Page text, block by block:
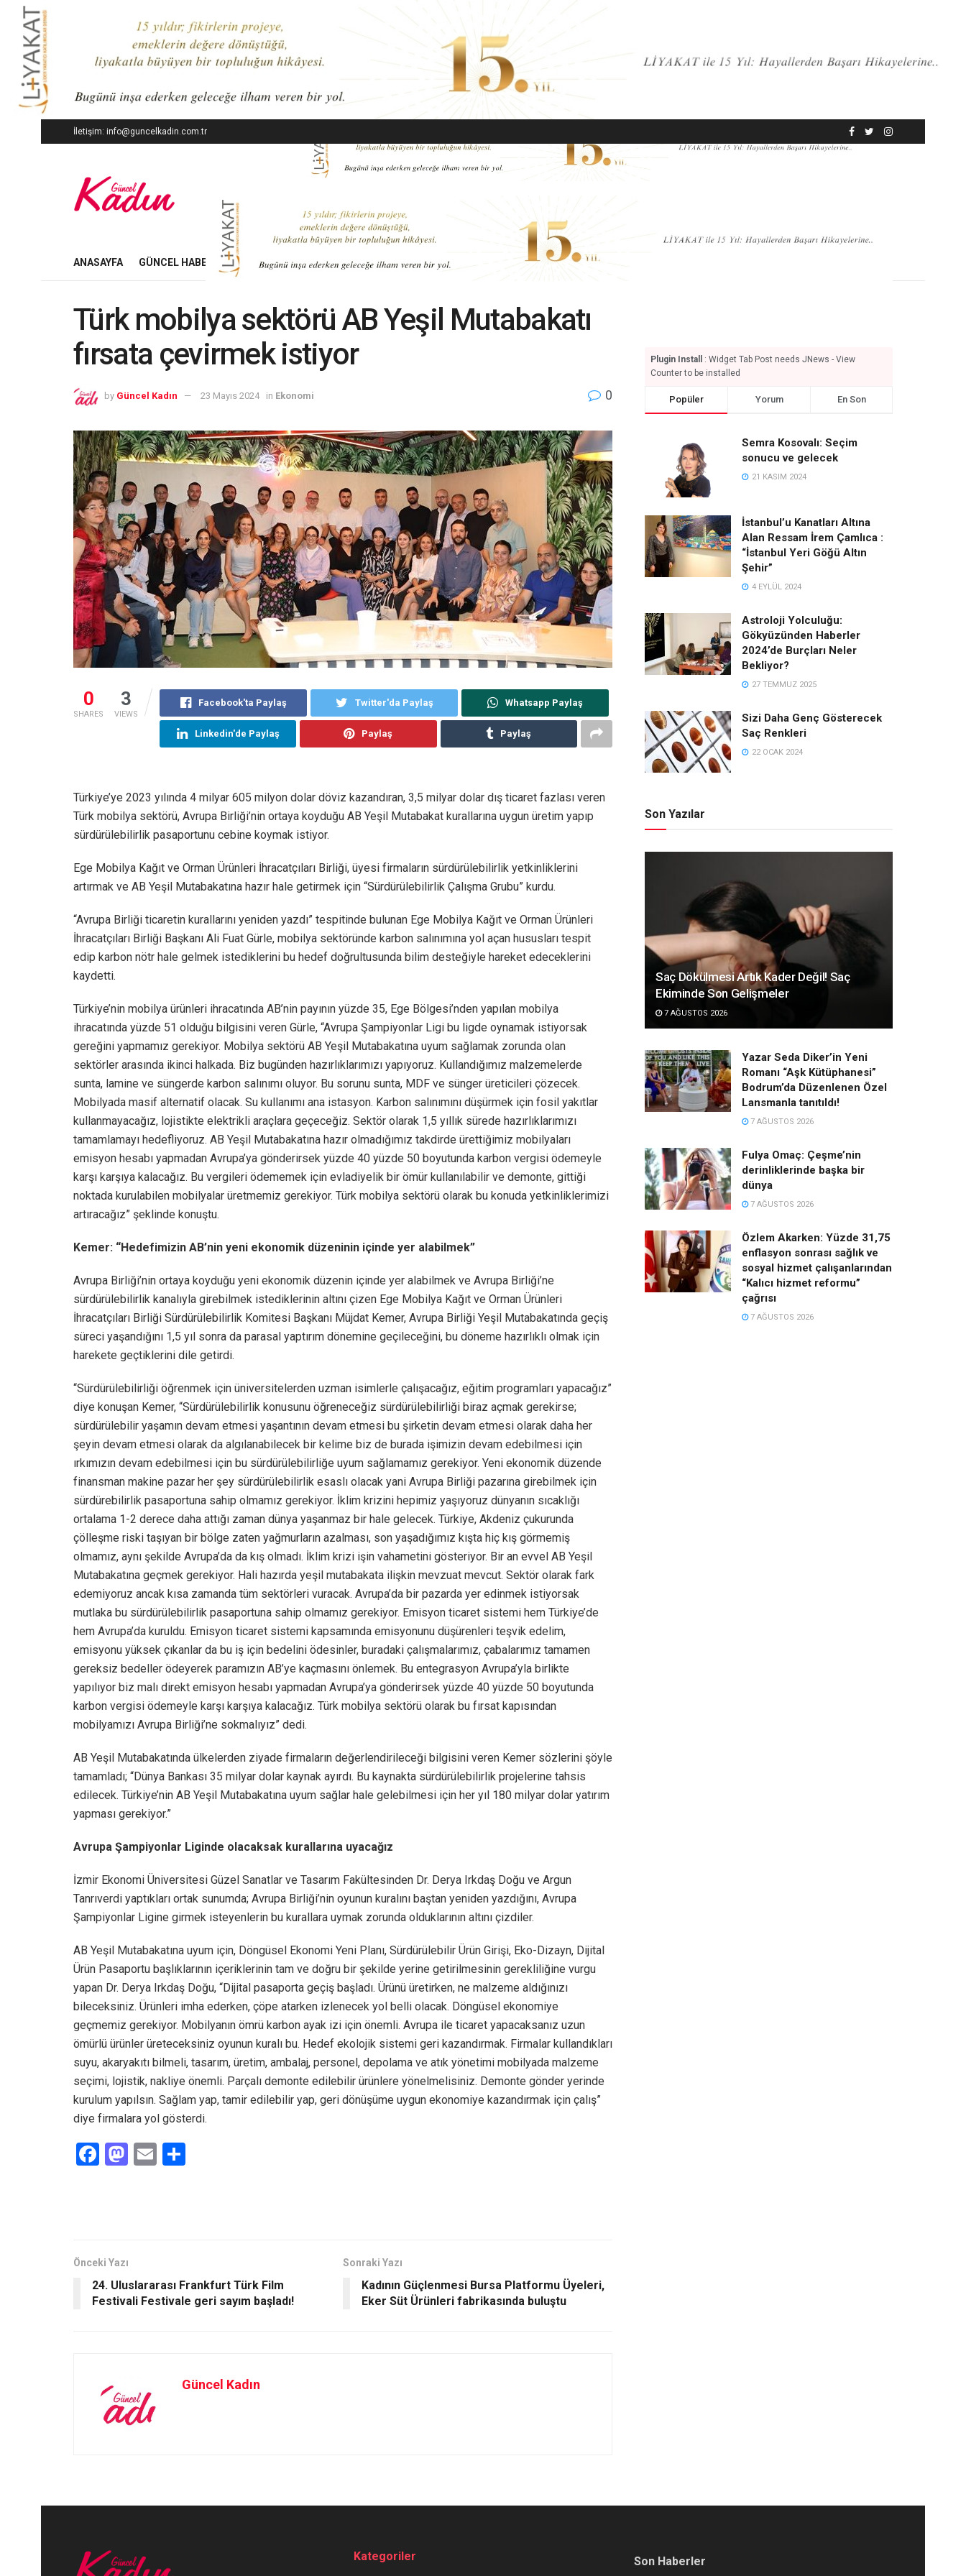
İletişim: info@guncelkadin.com.tr
ANASAYFA GÜNCEL HABERLER İŞ DÜNYASI EKONOMI MODA GÜZELLIK YAŞAM SANAT
Türk mobilya sektörü AB Yeşil Mutabakatı
fırsata çevirmek istiyor
by Güncel Kadın 23 Mayıs 2024 in Ekonomi 0
0
SHARES
3
VIEWS
Facebook'ta Paylaş Twitter'da Paylaş Whatsapp Paylaş
Linkedin'de Paylaş Paylaş Paylaş
Türkiye’ye 2023 yılında 4 milyar 605 milyon dolar döviz kazandıran, 3,5 milyar dolar dış ticaret fazlası veren
Türk mobilya sektörü, Avrupa Birliği’nin ortaya koyduğu AB Yeşil Mutabakat kurallarına uygun üretim yapıp
sürdürülebilirlik pasaportunu cebine koymak istiyor.
Ege Mobilya Kağıt ve Orman Ürünleri İhracatçıları Birliği, üyesi firmaların sürdürülebilirlik yetkinliklerini
artırmak ve AB Yeşil Mutabakatına hazır hale getirmek için “Sürdürülebilirlik Çalışma Grubu” kurdu.
“Avrupa Birliği ticaretin kurallarını yeniden yazdı” tespitinde bulunan Ege Mobilya Kağıt ve Orman Ürünleri
İhracatçıları Birliği Başkanı Ali Fuat Gürle, mobilya sektöründe karbon salınımına yol açan hususları tespit
edip karbon nötr hale gelmek istediklerini bu hedef doğrultusunda bilim desteğiyle hareket edeceklerini
kaydetti.
Türkiye’nin mobilya ürünleri ihracatında AB’nin payının yüzde 35, Ege Bölgesi’nden yapılan mobilya
ihracatında yüzde 51 olduğu bilgisini veren Gürle, “Avrupa Şampiyonlar Ligi bu ligde oynamak istiyorsak
gereğini yapmamız gerekiyor. Mobilya sektörü AB Yeşil Mutabakatına uyum sağlamak zorunda olan
sektörler arasında ikinci halkada. Biz bugünden hazırlıklarımızı yapıyoruz. Kullandığımız malzemelerde
sunta, lamine ve süngerde karbon salınımı oluyor. Bu sorunu sunta, MDF ve sünger üreticileri çözecek.
Mobilyada masif alternatif olacak. Su kullanımı ana istasyon. Karbon salınımını düşürmek için fosil yakıtlar
kullanmayacağız, lojistikte elektrikli araçlara geçeceğiz. Sektör olarak 1,5 yıllık sürede hazırlıklarımızı
tamamlamayı hedefliyoruz. AB Yeşil Mutabakatına hazır olmadığımız takdirde ürettiğimiz mobilyaları
emisyon hesabı yapmadan Avrupa’ya gönderirsek yüzde 40 yüzde 50 boyutunda karbon vergisi ödemeyle
karşı karşıya kalacağız. Bu vergileri ödememek için evladiyelik bir ömür kullanılabilir ve demonte, gittiği
noktada kurulabilen mobilyalar üretmemiz gerekiyor. Türk mobilya sektörü olarak bu konuda yetkinliklerimizi
artıracağız” şeklinde konuştu.
Kemer: “Hedefimizin AB’nin yeni ekonomik düzeninin içinde yer alabilmek”
Avrupa Birliği’nin ortaya koyduğu yeni ekonomik düzenin içinde yer alabilmek ve Avrupa Birliği’ne
sürdürülebilirlik kanalıyla girebilmek istediklerinin altını çizen Ege Mobilya Kağıt ve Orman Ürünleri
İhracatçıları Birliği Sürdürülebilirlik Komitesi Başkanı Müjdat Kemer, Avrupa Birliği Yeşil Mutabakatında geçiş
süreci yaşandığını 1,5 yıl sonra da parasal yaptırım dönemine geçileceğini, bu döneme hazırlıklı olmak için
harekete geçtiklerini dile getirdi.
“Sürdürülebilirliği öğrenmek için üniversitelerden uzman isimlerle çalışacağız, eğitim programları yapacağız”
diye konuşan Kemer, “Sürdürülebilirlik konusunu öğreneceğiz sürdürülebilirliği biraz açmak gerekirse;
sürdürülebilir yaşamın devam etmesi yaşantının devam etmesi bu şirketin devam etmesi olarak daha her
şeyin devam etmesi olarak da algılanabilecek bir kelime biz de burada işimizin devam edebilmesi için
ırkımızın devam edebilmesi için bu sürdürülebilirliğe uyum sağlamamız gerekiyor. Yeni ekonomik düzende
finansman makine pazar her şey sürdürülebilirlik esaslı olacak yani Avrupa Birliği pazarına girebilmek için
sürdürebilirlik pasaportuna sahip olmamız gerekiyor. İklim krizini hepimiz yaşıyoruz dünyanın sıcaklığı
ortalama 1-2 derece daha attığı zaman dünya yaşanmaz bir hale gelecek. Türkiye, Akdeniz çukurunda
çölleşme riski taşıyan bir bölge zaten yağmurların azalması, son yaşadığımız kışta hiç kış görmemiş
olmamız, aynı şekilde Avrupa’da da kış olmadı. İklim krizi işin vahametini gösteriyor. Bir an evvel AB Yeşil
Mutabakatına geçmek gerekiyor. Hali hazırda yeşil mutabakata ilişkin mevzuat mevcut. Sektör olarak fark
edemiyoruz ancak kısa zamanda tüm sektörleri vuracak. Avrupa’da bir pazarda yer edinmek istiyorsak
mutlaka bu sürdürülebilirlik pasaportuna sahip olmamız gerekiyor. Emisyon ticaret sistemi hem Türkiye’de
hem Avrupa’da kuruldu. Emisyon ticaret sistemi kapsamında emisyonunu düşürenleri teşvik edelim,
emisyonu yüksek çıkanlar da bu iş için bedelini ödesinler, buradaki çalışmalarımız, çabalarımız tamamen
gereksiz bedeller ödeyerek paramızın AB’ye kaçmasını önlemek. Bu entegrasyon Avrupa’yla birlikte
yapılıyor biz malı direkt emisyon hesabı yapmadan Avrupa’ya gönderirsek yüzde 40 yüzde 50 boyutunda
karbon vergisi ödemeyle karşı karşıya kalacağız. Türk mobilya sektörü olarak bu fırsat kapısından
mobilyamızı Avrupa Birliği’ne sokmalıyız” dedi.
AB Yeşil Mutabakatında ülkelerden ziyade firmaların değerlendirileceği bilgisini veren Kemer sözlerini şöyle
tamamladı; “Dünya Bankası 35 milyar dolar kaynak ayırdı. Bu kaynakta sürdürülebilirlik projelerine tahsis
edilecek. Türkiye’nin AB Yeşil Mutabakatına uyum sağlar hale gelebilmesi için her yıl 180 milyar dolar yatırım
yapması gerekiyor.”
Avrupa Şampiyonlar Liginde olacaksak kurallarına uyacağız
İzmir Ekonomi Üniversitesi Güzel Sanatlar ve Tasarım Fakültesinden Dr. Derya Irkdaş Doğu ve Argun
Tanrıverdi yaptıkları ortak sunumda; Avrupa Birliği’nin oyunun kuralını baştan yeniden yazdığını, Avrupa
Şampiyonlar Ligine girmek isteyenlerin bu kurallara uymak zorunda olduklarının altını çizdiler.
AB Yeşil Mutabakatına uyum için, Döngüsel Ekonomi Yeni Planı, Sürdürülebilir Ürün Girişi, Eko-Dizayn, Dijital
Ürün Pasaportu başlıklarının içeriklerinin tam ve doğru bir şekilde yerine getirilmesinin gerekliliğine vurgu
yapan Dr. Derya Irkdaş Doğu, “Dijital pasaporta geçiş başladı. Ürünü üretirken, ne malzeme aldığınızı
bileceksiniz. Ürünleri imha ederken, çöpe atarken izlenecek yol belli olacak. Döngüsel ekonomiye
geçmemiz gerekiyor. Mobilyanın ömrü karbon ayak izi için önemli. Avrupa ile ticaret yapacaksanız uzun
ömürlü ürünler üreteceksiniz oyunun kuralı bu. Hedef ekolojik sistemi geri kazandırmak. Firmalar kullandıkları
suyu, akaryakıtı bilmeli, tasarım, üretim, ambalaj, personel, depolama ve atık yönetimi mobilyada malzeme
seçimi, lojistik, nakliye önemli. Parçalı demonte edilebilir ürünlere yönelmelisiniz. Demonte gönder yerinde
kurulum yapılsın. Sağlam yap, tamir edilebilir yap, geri dönüşüme uygun ekonomiye kazandırmak için çalış”
diye firmalara yol gösterdi.
F
o
k
M
n
E
Önceki Yazı
24. Uluslararası Frankfurt Türk Film
Festivali Festivale geri sayım başladı!
Sonraki Yazı
Kadının Güçlenmesi Bursa Platformu Üyeleri,
Eker Süt Ürünleri fabrikasında buluştu
Güncel Kadın
Plugin Install
: Widget Tab Post needs JNews - View
Counter to be installed
Popüler Yorum En Son
Semra Kosovalı: Seçim
sonucu ve gelecek
21 KASIM 2024
İstanbul’u Kanatları Altına
Alan Ressam İrem Çamlıca :
“İstanbul Yeri Göğü Altın
Şehir”
4 EYLÜL 2024
Astroloji Yolculuğu:
Gökyüzünden Haberler
2024’de Burçları Neler
Bekliyor?
27 TEMMUZ 2025
Sizi Daha Genç Gösterecek
Saç Renkleri
22 OCAK 2024
Son Yazılar
Saç Dökülmesi Artık Kader Değil! Saç
Ekiminde Son Gelişmeler
7 AĞUSTOS 2026
Yazar Seda Diker’in Yeni
Romanı “Aşk Kütüphanesi”
Bodrum’da Düzenlenen Özel
Lansmanla tanıtıldı!
7 AĞUSTOS 2026
Fulya Omaç: Çeşme’nin
derinliklerinde başka bir
dünya
7 AĞUSTOS 2026
Özlem Akarken: Yüzde 31,75
enflasyon sonrası sağlık ve
sosyal hizmet çalışanlarından
“Kalıcı hizmet reformu”
çağrısı
7 AĞUSTOS 2026
Kategoriler Son Haberler